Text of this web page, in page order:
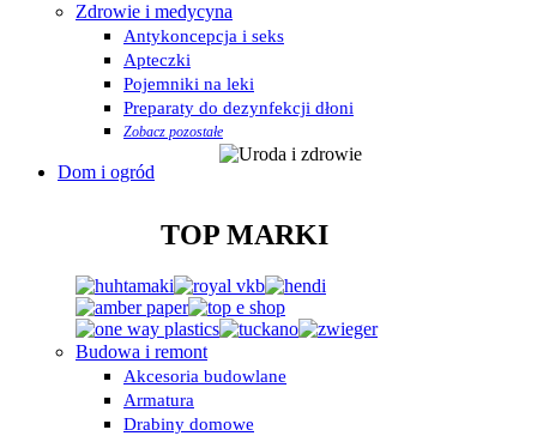
Zdrowie i medycyna
Antykoncepcja i seks
Apteczki
Pojemniki na leki
Preparaty do dezynfekcji dłoni
Zobacz pozostałe
Dom i ogród
TOP MARKI
Budowa i remont
Akcesoria budowlane
Armatura
Drabiny domowe